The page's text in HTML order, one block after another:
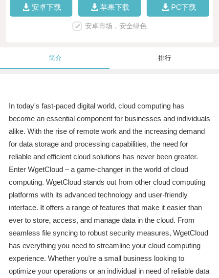
安卓下载 苹果下载 PC下载
安卓市场，安全绿色
简介 排行
In today's fast-paced digital world, cloud computing has
become an essential component for businesses and individuals
alike. With the rise of remote work and the increasing demand
for data storage and processing capabilities, the need for
reliable and efficient cloud solutions has never been greater.
Enter WgetCloud – a game-changer in the world of cloud
computing. WgetCloud stands out from other cloud computing
platforms with its advanced technology and user-friendly
interface. It offers a range of features that make it easier than
ever to store, access, and manage data in the cloud. From
seamless file syncing to robust security measures, WgetCloud
has everything you need to streamline your cloud computing
experience. Whether you're a small business looking to
optimize your operations or an individual in need of reliable data